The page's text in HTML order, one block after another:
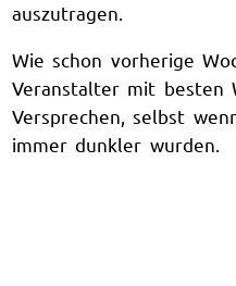
auszutragen.
Wie schon vorherige
Veranstalter mit
Versprechen, selbst
immer dunkler wurden.